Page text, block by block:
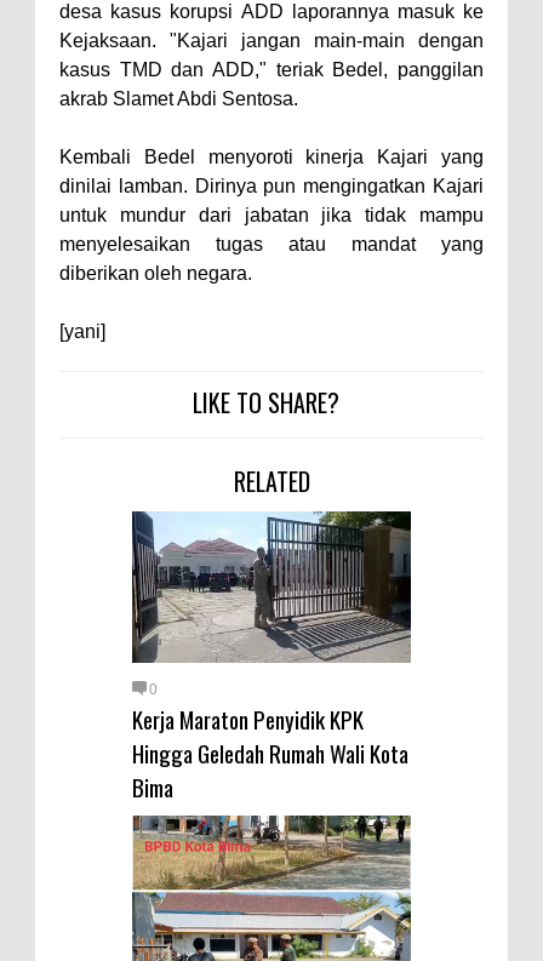
Diamankan Bersama 23 Poket
Sabu Siap Edar
SIGAPUAN dan Ikhtiar Kota Bima
desa kasus korupsi ADD laporannya masuk ke
Kejaksaan. "Kajari jangan main-main dengan
kasus TMD dan ADD," teriak Bedel, panggilan
akrab Slamet Abdi Sentosa.
Kembali Bedel menyoroti kinerja Kajari yang
dinilai lamban. Dirinya pun mengingatkan Kajari
untuk mundur dari jabatan jika tidak mampu
menyelesaikan tugas atau mandat yang
diberikan oleh negara.
[yani]
LIKE TO SHARE?
RELATED
0
Kerja Maraton Penyidik KPK
Hingga Geledah Rumah Wali Kota
Bima